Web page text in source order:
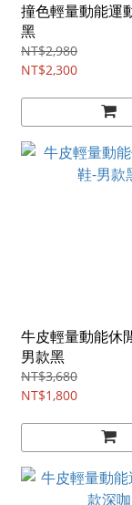
撞色輕量動能運
黑
NT$2,980
NT$2,300
牛皮輕量動能休
男款黑
NT$3,680
NT$1,800